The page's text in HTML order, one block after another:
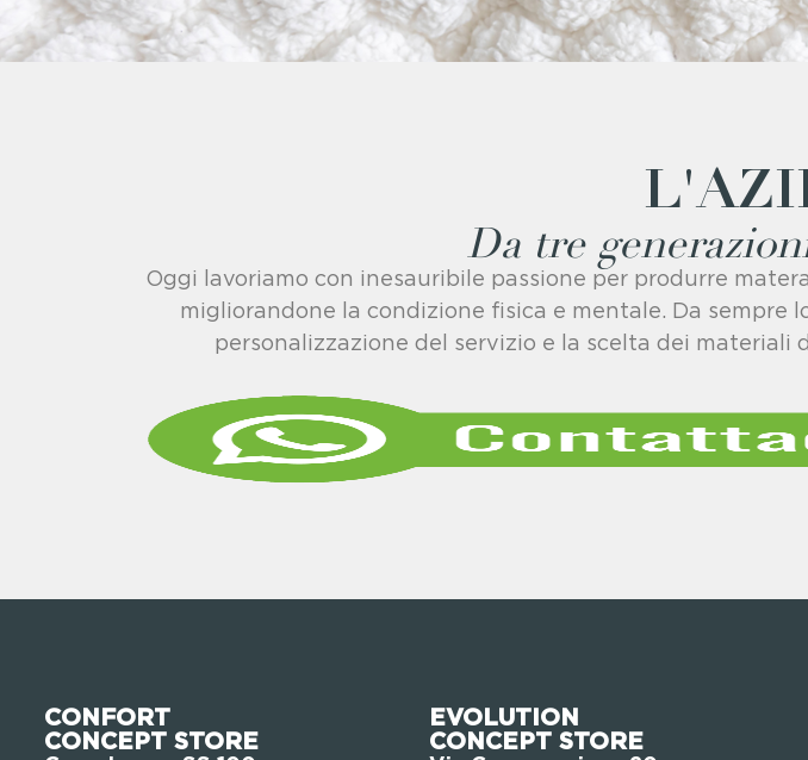
Da tre
Oggi lavoriamo con inesauribile passione per produrre
migliorandone la condizione fisica e mentale. Da sempre
personalizzazione del servizio e la scelta dei
CONFORT
CONCEPT STORE
EVOLUTION
CONCEPT STORE